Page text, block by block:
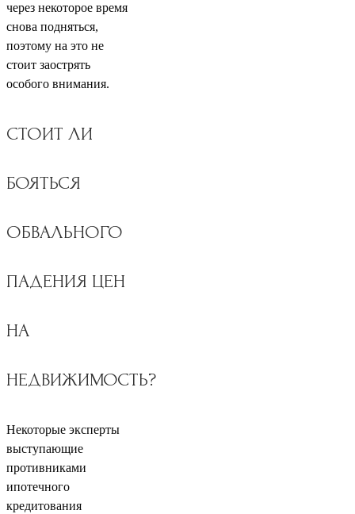
через некоторое время
снова подняться,
поэтому на это не
стоит заострять
особого внимания.
СТОИТ ЛИ
БОЯТЬСЯ
ОБВАЛЬНОГО
ПАДЕНИЯ ЦЕН
НА
НЕДВИЖИМОСТЬ?
Некоторые эксперты
выступающие
противниками
ипотечного
кредитования